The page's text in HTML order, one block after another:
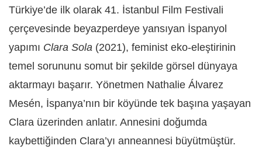
Türkiye’de ilk olarak 41. İstanbul Film Festivali
çerçevesinde beyazperdeye yansıyan İspanyol
yapımı Clara Sola (2021), feminist eko-eleştirinin
temel sorununu somut bir şekilde görsel dünyaya
aktarmayı başarır. Yönetmen Nathalie Álvarez
Mesén, İspanya’nın bir köyünde tek başına yaşayan
Clara üzerinden anlatır. Annesini doğumda
kaybettiğinden Clara’yı anneannesi büyütmüştür.